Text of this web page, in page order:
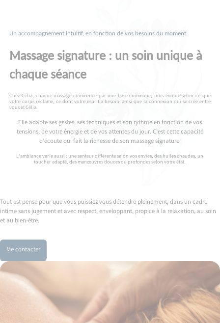
Un accompagnement intuitif, en fonction de vos besoins du moment
Massage signature : un soin unique à
chaque séance
Chez Célia, chaque massage commence par une base commune, puis évolue selon ce que
votre corps réclame, ce dont votre esprit a besoin, ainsi que la connexion qui se crée entre
vous et Célia.
Elle adapte ses gestes, ses techniques et son rythme en fonction de vos
tensions, de votre énergie et de vos attentes du jour. C’est cette capacité
d’écoute qui fait la richesse de son massage signature.
L’ambiance varie aussi : une senteur différente selon vos envies, des huiles chaudes, un
toucher adapté, des manœuvres douces ou profondes selon votre état.
Tout est pensé pour que vous puissiez vous détendre pleinement, dans un cadre
intime sans jugement et avec respect, enveloppant, propice à la relaxation, au soin
et au bien-être.
Me contacter